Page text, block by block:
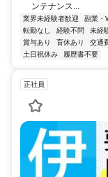
ンテナンス...
業界未経験者歓迎 副業・
転勤なし
経験不問 未経
賞与あり
育休あり 交通
土日祝休み
履歴書不要
正社員